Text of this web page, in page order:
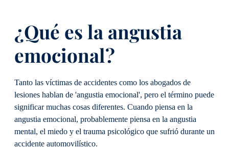
¿Qué es la angustia
emocional?
Tanto las víctimas de accidentes como los abogados de
lesiones hablan de 'angustia emocional', pero el término puede
significar muchas cosas diferentes. Cuando piensa en la
angustia emocional, probablemente piensa en la angustia
mental, el miedo y el trauma psicológico que sufrió durante un
accidente automovilístico.